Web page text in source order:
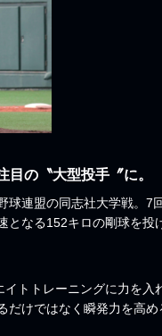
目の〝大型投手〞に。
球連盟の同志社大学戦。7
となる152キロの剛球を投
イトトレーニングに力を
だけではなく瞬発力を高